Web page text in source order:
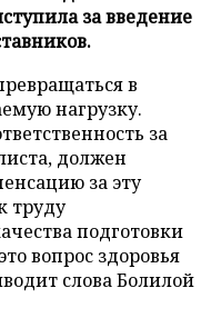
за введение
в
нагрузку.
за
должен
за эту
труду
подготовки
вопрос здоровья
слова Болилой